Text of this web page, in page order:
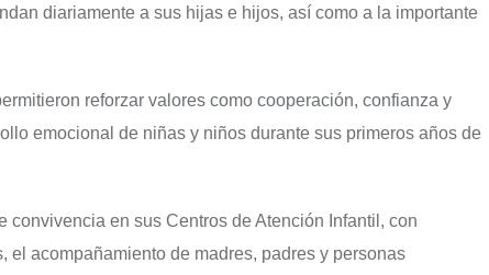
diariamente a sus hijas e hijos, así como a la importante
reforzar valores como cooperación, confianza y
emocional de niñas y niños durante sus primeros años de
en sus Centros de Atención Infantil, con
acompañamiento de madres, padres y personas